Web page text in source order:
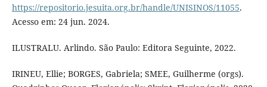
https://repositorio.jesuita.org.br/handle/UNISINOS/11055.
Acesso em: 24 jun. 2024.
ILUSTRALU. Arlindo. São Paulo: Editora Seguinte, 2022.
IRINEU, Ellie; BORGES, Gabriela; SMEE, Guilherme (orgs).